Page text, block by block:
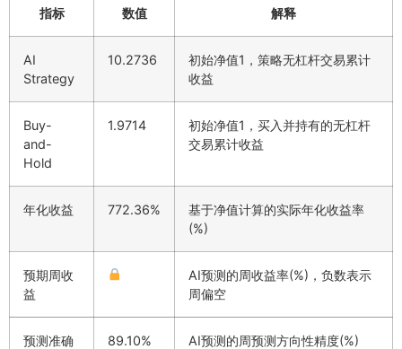
指标 数值 解释
AI
Strategy
10.2736
初始净值1，策略无杠杆交易累计
收益
Buy-
and-
Hold
1.9714
初始净值1，买入并持有的无杠杆
交易累计收益
年化收益 772.36%
基于净值计算的实际年化收益率
(%)
预期周收
益
AI预测的周收益率(%)，负数表示
周偏空
预测准确
89.10% AI预测的周预测方向性精度(%)